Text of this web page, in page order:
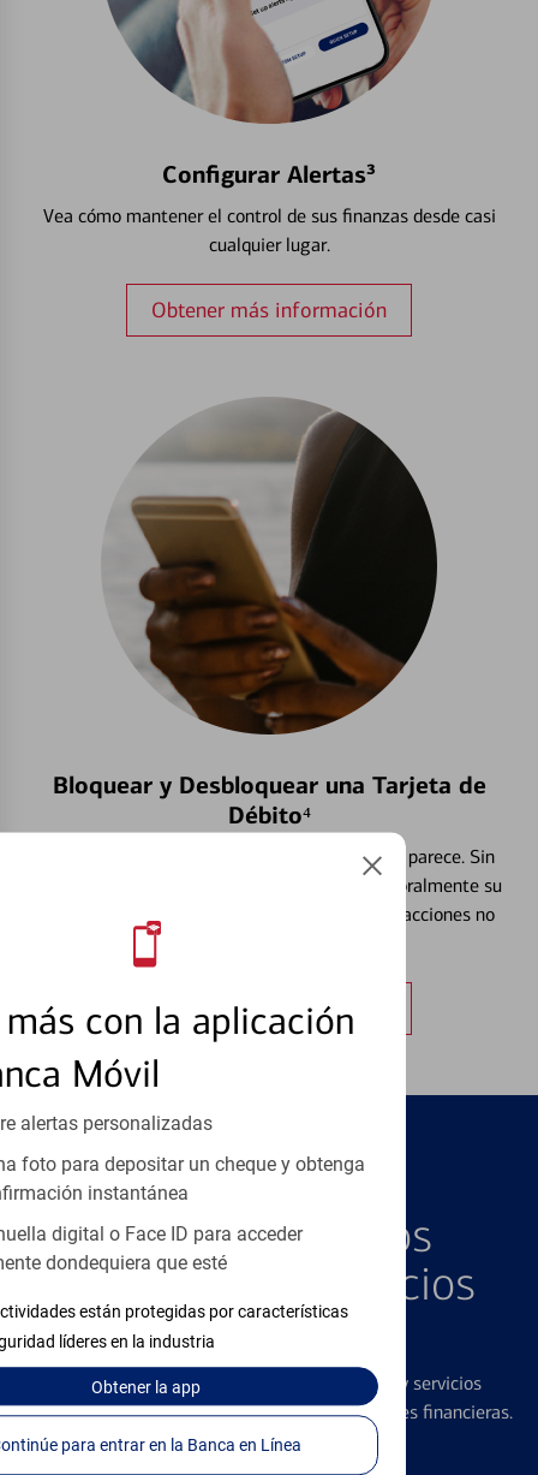
con la aplicación
Móvil
alertas personalizadas
foto para depositar un cheque y obtenga
instantánea
digital o Face ID para acceder
dondequiera que esté
están protegidas por características
líderes en la industria
Obtenerla app
Continúe para entrar en la Banca en Línea
Configurar Alertas³
Vea cómo mantener el control de sus finanzas desde casi
cualquier lugar.
Obtener más información
Bloquear y Desbloquear una Tarjeta de
Débito⁴
Extraviar una tarjeta es más común de lo que parece. Sin
embargo, puede bloquear y desbloquear temporalmente su
tarjeta de débito para ayudar a prevenir transacciones no
Obtener más información
PRODUCTOS DESTACADOS
Explore Nuestros
Productos y Servicios
Destacados
Ofrecemos una amplia gama de productos y servicios
diseñados para ayudar con todas sus necesidades financieras.